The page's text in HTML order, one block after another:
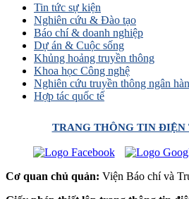
Tin tức sự kiện
Nghiên cứu & Đào tạo
Báo chí & doanh nghiệp
Dự án & Cuộc sống
Khủng hoảng truyền thông
Khoa học Công nghệ
Nghiên cứu truyền thông ngân
Hợp tác quốc tế
TRANG THÔNG TIN ĐIỆN
Cơ quan chủ quản: Viện Báo chí và